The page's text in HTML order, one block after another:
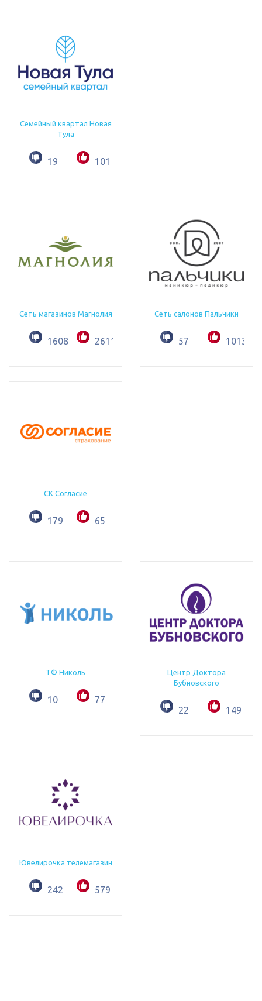
Семейный квартал Новая
Тула
19 101
Сеть магазинов Магнолия
1608 2611
Сеть салонов Пальчики
57 1013
СК Согласие
179 65
ТФ Николь
10 77
Центр Доктора
Бубновского
22 149
Ювелирочка телемагазин
242 579